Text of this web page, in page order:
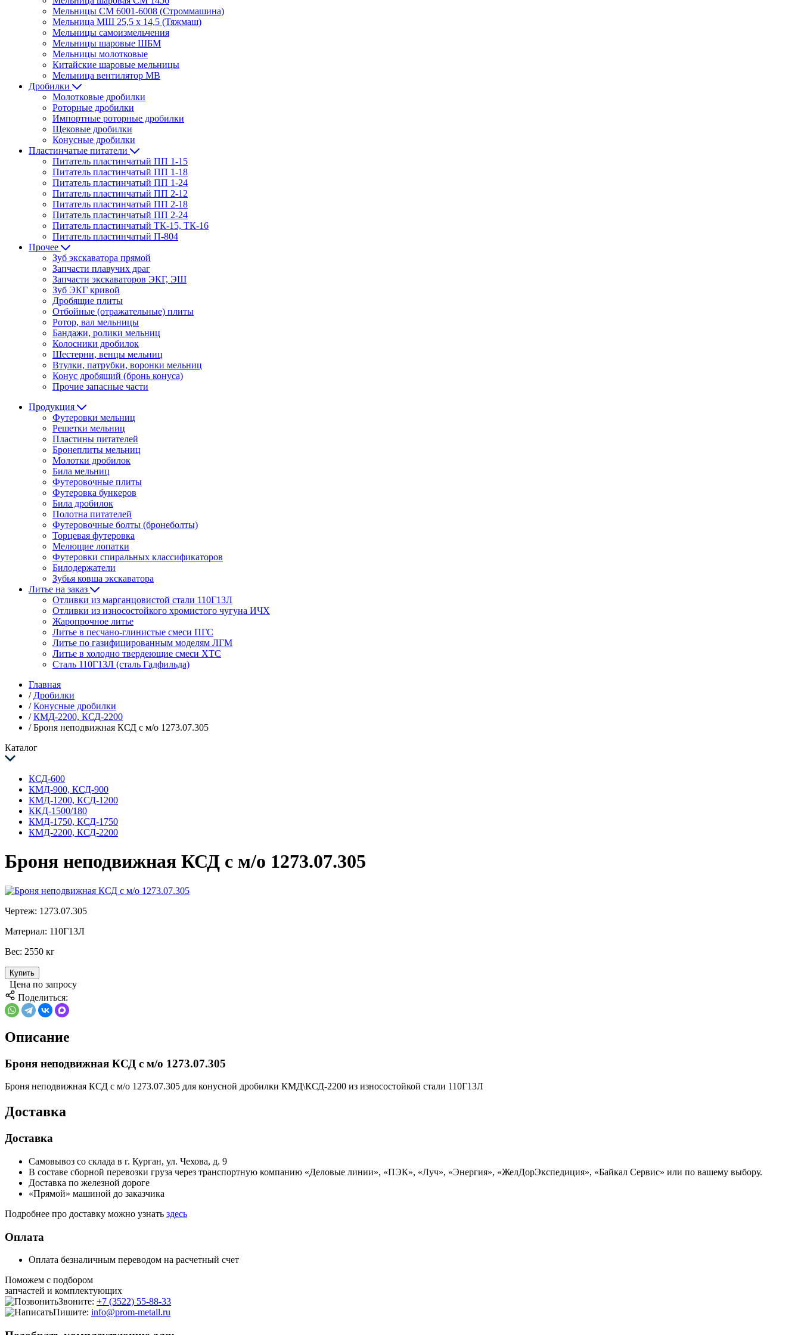
Мельницы СМ 6001-6008 (Строммашина)
Мельница МШ 25,5 х 14,5 (Тяжмаш)
Мельницы самоизмельчения
Мельницы шаровые ШБМ
Мельницы молотковые
Китайские шаровые мельницы
Мельница вентилятор МВ
Дробилки
Молотковые дробилки
Роторные дробилки
Импортные роторные дробилки
Щековые дробилки
Конусные дробилки
Пластинчатые питатели
Питатель пластинчатый ПП 1-15
Питатель пластинчатый ПП 1-18
Питатель пластинчатый ПП 1-24
Питатель пластинчатый ПП 2-12
Питатель пластинчатый ПП 2-18
Питатель пластинчатый ПП 2-24
Питатель пластинчатый ТК-15, ТК-16
Питатель пластинчатый П-804
Прочее
Зуб экскаватора прямой
Запчасти плавучих драг
Запчасти экскаваторов ЭКГ, ЭШ
Зуб ЭКГ кривой
Дробящие плиты
Отбойные (отражательные) плиты
Ротор, вал мельницы
Бандажи, ролики мельниц
Колосники дробилок
Шестерни, венцы мельниц
Втулки, патрубки, воронки мельниц
Конус дробящий (бронь конуса)
Прочие запасные части
Продукция
Футеровки мельниц
Решетки мельниц
Пластины питателей
Бронеплиты мельниц
Молотки дробилок
Била мельниц
Футеровочные плиты
Футеровка бункеров
Била дробилок
Полотна питателей
Футеровочные болты (бронеболты)
Торцевая футеровка
Мелющие лопатки
Футеровки спиральных классификаторов
Билодержатели
Зубья ковша экскаватора
Литье на заказ
Отливки из марганцовистой стали 110Г13Л
Отливки из износостойкого хромистого чугуна ИЧХ
Жаропрочное литье
Литье в песчано-глинистые смеси ПГС
Литье по газифицированным моделям ЛГМ
Литье в холодно твердеющие смеси ХТС
Сталь 110Г13Л (сталь Гадфильда)
Главная
/ Дробилки
/ Конусные дробилки
/ КМД-2200, КСД-2200
/ Броня неподвижная КСД с м/о 1273.07.305
Каталог
КСД-600
КМД-900, КСД-900
КМД-1200, КСД-1200
ККД-1500/180
КМД-1750, КСД-1750
КМД-2200, КСД-2200
Броня неподвижная КСД с м/о 1273.07.305
Чертеж: 1273.07.305
Материал: 110Г13Л
Вес: 2550 кг
Купить
Цена по запросу
Поделиться:
Описание
Броня неподвижная КСД с м/о 1273.07.305
Броня неподвижная КСД с м/о 1273.07.305 для конусной дробилки КМД\КСД-2200 из износостойкой стали 110Г13Л
Доставка
Доставка
Самовывоз со склада в г. Курган, ул. Чехова, д. 9
В составе сборной перевозки груза через транспортную компанию «Деловые линии», «ПЭК», «Луч», «Энергия», «ЖелДорЭкспедиция», «Байкал Сервис» или по вашему выбору.
Доставка по железной дороге
«Прямой» машиной до заказчика
Подробнее про доставку можно узнать здесь
Оплата
Оплата безналичным переводом на расчетный счет
Поможем с подбором
запчастей и комплектующих
Звоните: +7 (3522) 55-88-33
Пишите: info@prom-metall.ru